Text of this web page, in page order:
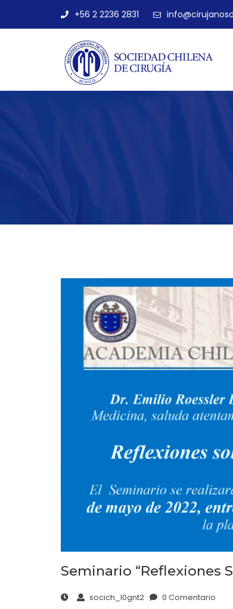
+56 2 2236 2831
Seminario “Reflexiones
socich_l0gnt2 0 Comentario